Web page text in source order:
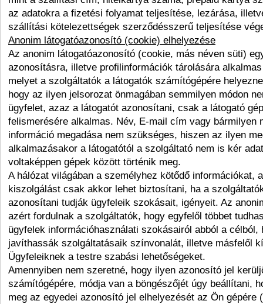
az adatokra a fizetési folyamat teljesítése, lezárása,
szállítási kötelezettségek szerződésszerű teljesítése
Anonim látogatóazonosító (cookie) elhelyezése
Az anonim látogatóazonosító (cookie, más néven süti)
azonosításra, illetve profilinformációk tárolására
melyet a szolgáltatók a látogatók számítógépére
hogy az ilyen jelsorozat önmagában semmilyen módon
ügyfelet, azaz a látogatót azonosítani, csak a látogató
felismerésére alkalmas. Név, E-mail cím vagy bármilyen
információ megadása nem szükséges, hiszen az ilyen
alkalmazásakor a látogatótól a szolgáltató nem is kér
voltaképpen gépek között történik meg.
A hálózat világában a személyhez kötődő információkat,
kiszolgálást csak akkor lehet biztosítani, ha a
azonosítani tudják ügyfeleik szokásait, igényeit. Az
azért fordulnak a szolgáltatók, hogy egyfelől többet
ügyfelek információhasználati szokásairól abból a célból,
javíthassák szolgáltatásaik színvonalát, illetve másfelől
Ügyfeleiknek a testre szabási lehetőségeket.
Amennyiben nem szeretné, hogy ilyen azonosító jel
számítógépére, módja van a böngészőjét úgy beállítani,
meg az egyedei azonosító jel elhelyezését az Ön gépére